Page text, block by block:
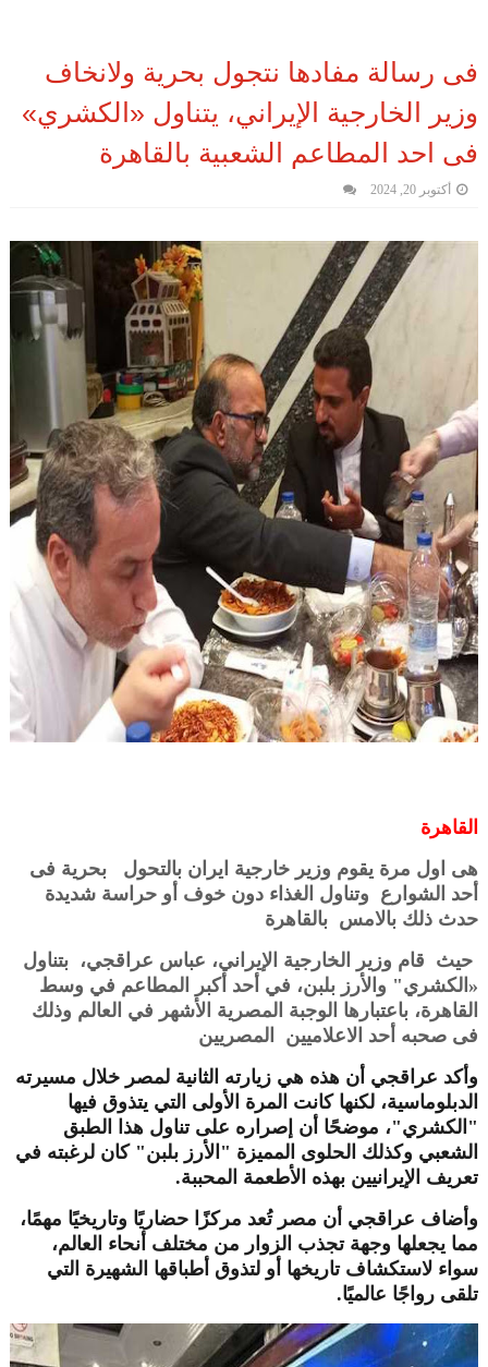
فى رسالة مفادها نتجول بحرية ولانخاف
وزير الخارجية الإيراني، يتناول «الكشري»
فى احد المطاعم الشعبية بالقاهرة
أكتوبر 20, 2024
القاهرة
هى اول مرة يقوم وزير خارجية ايران بالتحول بحرية فى
أحد الشوارع وتناول الغذاء دون خوف أو حراسة شديدة
حدث ذلك بالامس بالقاهرة
حيث قام وزير
الخارجية الإيراني، عباس عراقجي، بتناول
«الكشري" والأرز بلبن، في أحد أكبر المطاعم في وسط
القاهرة، باعتبارها الوجبة المصرية الأشهر في العالم وذلك
فى صحبه أحد الاعلاميين المصريين
وأكد عراقجي أن هذه هي زيارته الثانية لمصر خلال مسيرته
الدبلوماسية، لكنها كانت المرة الأولى التي يتذوق فيها
"الكشري"، موضحًا أن إصراره على تناول هذا الطبق
الشعبي وكذلك الحلوى المميزة "الأرز بلبن" كان لرغبته في
تعريف الإيرانيين بهذه الأطعمة المحببة.
وأضاف عراقجي أن مصر تُعد مركزًا حضاريًا وتاريخيًا مهمًا،
مما يجعلها وجهة تجذب الزوار من مختلف أنحاء العالم،
سواء لاستكشاف تاريخها أو لتذوق أطباقها الشهيرة التي
تلقى رواجًا عالميًا.